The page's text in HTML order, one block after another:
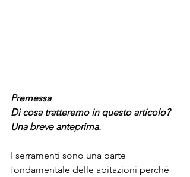
Premessa
Di cosa tratteremo in questo articolo?
Una breve anteprima.
I serramenti sono una parte
fondamentale delle abitazioni perché